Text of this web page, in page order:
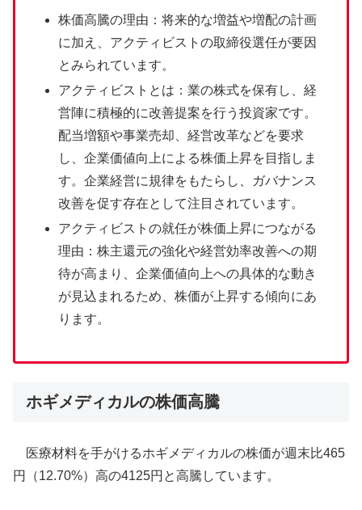
株価高騰の理由：将来的な増益や増配の計画
に加え、アクティビストの取締役選任が要因
とみられています。
アクティビストとは：業の株式を保有し、経
営陣に積極的に改善提案を行う投資家です。
配当増額や事業売却、経営改革などを要求
し、企業価値向上による株価上昇を目指しま
す。企業経営に規律をもたらし、ガバナンス
改善を促す存在として注目されています。
アクティビストの就任が株価上昇につながる
理由：株主還元の強化や経営効率改善への期
待が高まり、企業価値向上への具体的な動き
が見込まれるため、株価が上昇する傾向にあ
ります。
ホギメディカルの株価高騰
医療材料を手がけるホギメディカルの株価が週末比465
円（12.70%）高の4125円と高騰しています。